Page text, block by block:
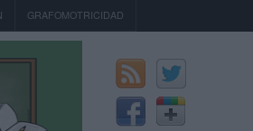
GRAFOMOTRICIDAD